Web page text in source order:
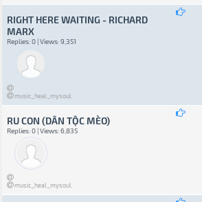
RIGHT HERE WAITING - RICHARD
MARX
Replies: 0 | Views: 9,351
music_heal_mysoul
RU CON (DÂN TỘC MÈO)
Replies: 0 | Views: 6,835
music_heal_mysoul